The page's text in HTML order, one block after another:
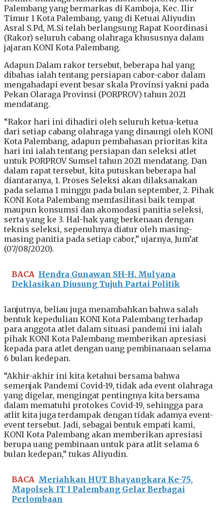
Palembang yang bermarkas di Kamboja, Kec. Ilir
Timur 1 Kota Palembang, yang di Ketuai Aliyudin
Asral S.Pd, M.Si telah berlangsung Rapat Koordinasi
(Rakor) seluruh cabang olahraga khususnya dalam
jajaran KONI Kota Palembang.
Adapun Dalam rakor tersebut, beberapa hal yang
dibahas ialah tentang persiapan cabor-cabor dalam
mengahadapi event besar skala Provinsi yakni pada
Pekan Olaraga Provinsi (PORPROV) tahun 2021
mendatang.
“Rakor hari ini dihadiri oleh seluruh ketua-ketua
dari setiap cabang olahraga yang dinaungi oleh KONI
Kota Palembang, adapun pembahasan prioritas kita
hari ini ialah tentang persiapan dan seleksi atlet
untuk PORPROV Sumsel tahun 2021 mendatang. Dan
dalam rapat tersebut, kita putuskan beberapa hal
diantaranya, 1. Proses Seleksi akan dilaksanakan
pada selama 1 minggu pada bulan september, 2. Pihak
KONI Kota Palembang memfasilitasi baik tempat
maupun konsumsi dan akomodasi panitia seleksi,
serta yang ke 3. Hal-hak yang berkenaan dengan
teknis seleksi, sepenuhnya diatur oleh masing-
masing panitia pada setiap cabor,” ujarnya, Jum’at
(07/08/2020).
BACA Hendra Gunawan SH-H. Mulyana
Deklasikan Diusung Tujuh Partai Politik
lanjutnya, beliau juga menambahkan bahwa salah
bentuk kepedulian KONI Kota Palembang terhadap
para anggota atlet dalam situasi pandemi ini ialah
pihak KONI Kota Palembang memberikan apresiasi
kepada para atlet dengan uang pembinanaan selama
6 bulan kedepan.
“Akhir-akhir ini kita ketahui bersama bahwa
semenjak Pandemi Covid-19, tidak ada event olahraga
yang digelar, mengingat pentingnya kita bersama
dalam mematuhi protokes Covid-19, sehingga para
atlit kita juga terdampak dengan tidak adamya event-
event tersebut. Jadi, sebagai bentuk empati kami,
KONI Kota Palembang akan memberikan apresiasi
berupa uang pembinaan untuk para atlit selama 6
bulan kedepan,” tukas Aliyudin.
BACA Meriahkan HUT Bhayangkara Ke-75,
Mapolsek IT I Palembang Gelar Berbagai
Perlombaan